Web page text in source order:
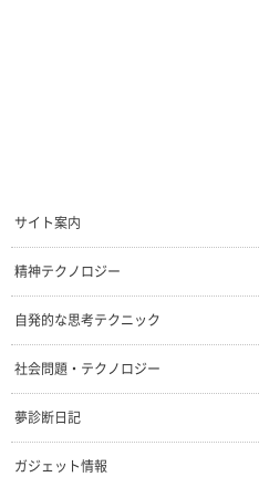
サイト案内
精神テクノロジー
自発的な思考テクニック
社会問題・テクノロジー
夢診断日記
ガジェット情報